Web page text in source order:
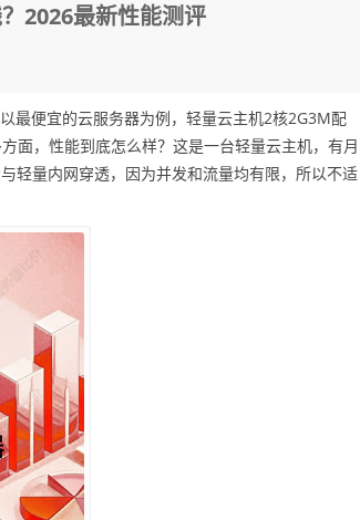
2026最新性能测评
最便宜的云服务器为例，轻量云主机2核2G3M配
面，性能到底怎么样？这是一台轻量云主机，有月
轻量内网穿透，因为并发和流量均有限，所以不适